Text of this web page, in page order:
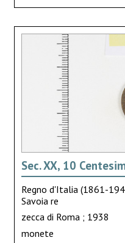
Sec. XX, 10
Regno d'Italia (1861-
Savoia re
zecca di Roma ; 1938
monete